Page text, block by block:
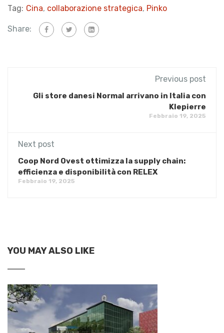
Tag: Cina, collaborazione strategica, Pinko
Share:
Previous post
Gli store danesi Normal arrivano in Italia con
Klepierre
Febbraio 19, 2025
Next post
Coop Nord Ovest ottimizza la supply chain:
efficienza e disponibilità con RELEX
Febbraio 19, 2025
YOU MAY ALSO LIKE